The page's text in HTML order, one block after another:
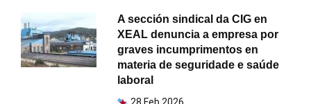
A sección sindical da CIG en
XEAL denuncia a empresa por
graves incumprimentos en
materia de seguridade e saúde
laboral
28 Feb 2026